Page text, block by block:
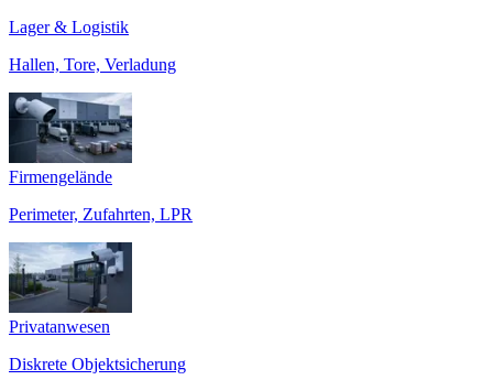
Lager & Logistik
Hallen, Tore, Verladung
Firmengelände
Perimeter, Zufahrten, LPR
Privatanwesen
Diskrete Objektsicherung